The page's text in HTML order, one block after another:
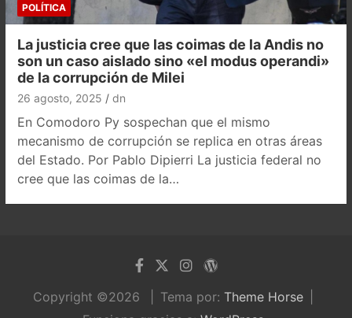
POLÍTICA
La justicia cree que las coimas de la Andis no
son un caso aislado sino «el modus operandi»
de la corrupción de Milei
26 agosto, 2025 dn
En Comodoro Py sospechan que el mismo
mecanismo de corrupción se replica en otras áreas
del Estado. Por Pablo Dipierri La justicia federal no
cree que las coimas de la…
Copyright ©2026 Tema por: Theme Horse